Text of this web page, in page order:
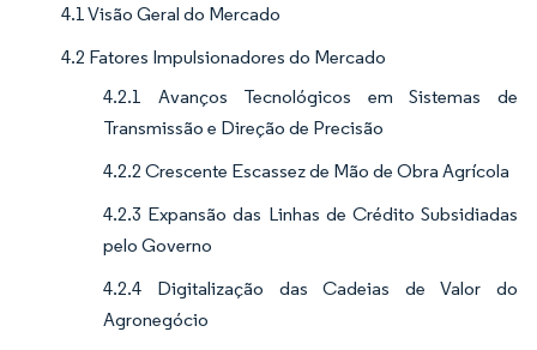
4.1 Visão Geral do Mercado
4.2 Fatores Impulsionadores do Mercado
4.2.1 Avanços Tecnológicos em Sistemas de
Transmissão e Direção de Precisão
4.2.2 Crescente Escassez de Mão de Obra Agrícola
4.2.3 Expansão das Linhas de Crédito Subsidiadas
pelo Governo
4.2.4 Digitalização das Cadeias de Valor do
Agronegócio